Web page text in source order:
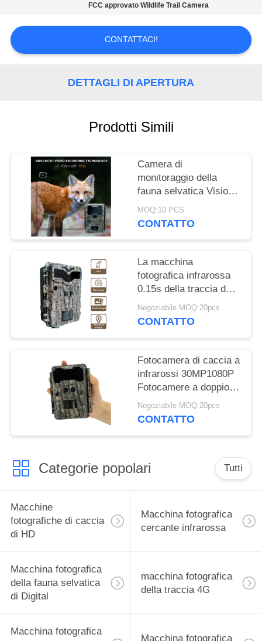
NOTIZIE
DEL
SITO
POLITICA
SULLA
PRIVACY
FCC approvato Wildlife Trail Camera
CONTATTACI!
DETTAGLI DI APERTURA
Prodotti Simili
Camera di
monitoraggio della
fauna selvatica Visione
notturna 0.1s Velocità
di cattura 32MP 4K
Camera di
osservazione degli
animali
MOQ:10 PCS
CONTATTO
La macchina
fotografica infrarossa
0.15s della traccia dei
sensori doppi avvia
KW698A 4K che cerca
Negoziabile MOQ:20pcs
CONTATTO
Fotocamera di caccia a
infrarossi 30MP1080P
Fotocamere a doppio
obiettivo per giochi
all'aria aperta Trap
Negoziabile MOQ:20pcs
CONTATTO
Categorie popolari Tutti
Macchine
fotografiche di caccia
di HD
Macchina fotografica
cercante infrarossa
Macchina fotografica
della fauna selvatica
di Digital
macchina fotografica
della traccia 4G
Macchina fotografica
Macchina fotografica